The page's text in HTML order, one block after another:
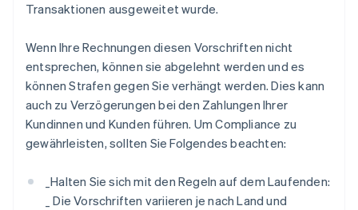
Transaktionen ausgeweitet wurde.
Wenn Ihre Rechnungen diesen Vorschriften nicht
entsprechen, können sie abgelehnt werden und es
können Strafen gegen Sie verhängt werden. Dies kann
auch zu Verzögerungen bei den Zahlungen Ihrer
Kundinnen und Kunden führen. Um Compliance zu
gewährleisten, sollten Sie Folgendes beachten:
_Halten Sie sich mit den Regeln auf dem Laufenden:
Die Vorschriften variieren je nach Land und